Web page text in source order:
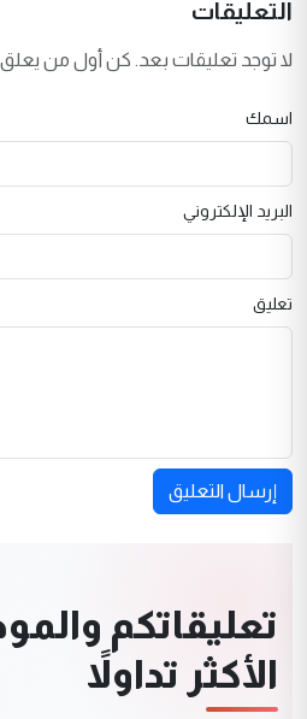
التعليقات
لا توجد تعليقات بعد. كن أول من
اسمك
البريد الإلكتروني
تعليق
إرسال التعليق
تعليقاتكم
الأكثر تداولاً